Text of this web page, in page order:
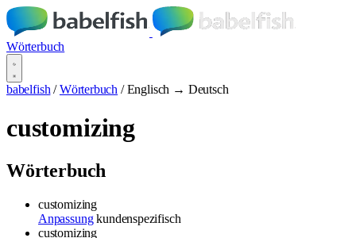
Wörterbuch
babelfish / Wörterbuch / Englisch → Deutsch
customizing
Wörterbuch
customizing
Anpassung kundenspezifisch
customizing